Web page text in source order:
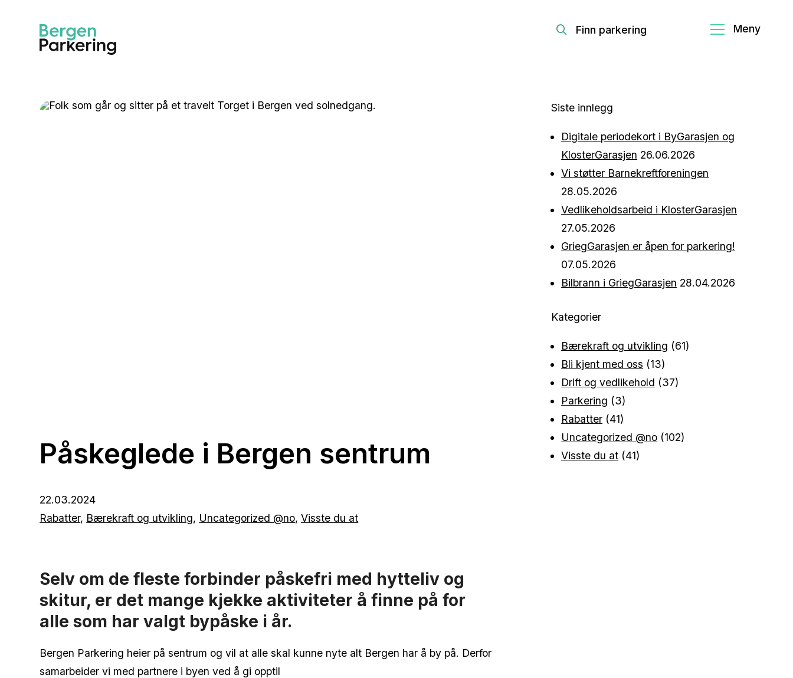
Finn parkering
Påskeglede i Bergen sentrum
22.03.2024
Rabatter, Bærekraft og utvikling, Uncategorized @no,Visste du at
Selv om de fleste forbinder påskefri med hytteliv og
skitur, er det mange kjekke aktiviteter å finne på for
alle som har valgt bypåske i år.
Bergen Parkering heier på sentrum og vil at alle skal kunne nyte alt Bergen har å by på. Derfor
samarbeider vi med partnere i byen ved å gi opptil
Siste innlegg
Digitale periodekort i ByGarasjen og
KlosterGarasjen 26.06.2026
Vi støtter Barnekreftforeningen
28.05.2026
Vedlikeholdsarbeid i KlosterGarasjen
27.05.2026
GriegGarasjen er åpen for parkering!
07.05.2026
Bilbrann i GriegGarasjen 28.04.2026
Kategorier
Bærekraft og utvikling (61)
Bli kjent med oss (13)
Drift og vedlikehold (37)
Parkering (3)
Rabatter (41)
Uncategorized @no (102)
Visste du at (41)